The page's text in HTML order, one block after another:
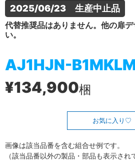
2025/06/23　生産中止品
代替推奨品はありません。他の扉
い。
AJ1HJN-
¥134,900梱
お気に入り
画像は該当品番を含む組合せ例です。
（該当品番以外の製品・部品も表示され